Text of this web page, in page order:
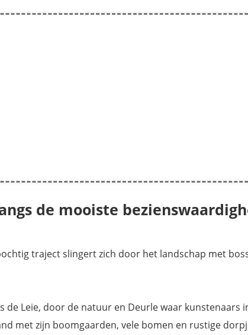
de mooiste
traject slingert zich door het landschap met
de Leie, door de natuur en Deurle waar kunstenaars
met zijn boomgaarden, vele bomen en rustige